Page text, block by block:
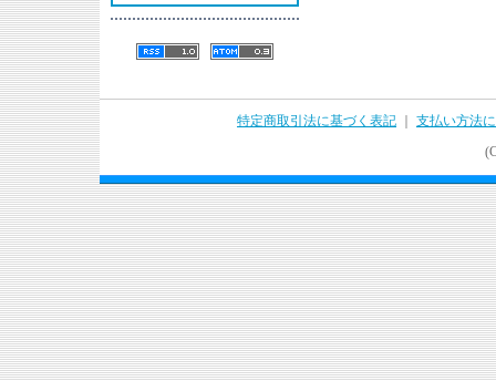
特定商取引法に基づく表記
支払い方法